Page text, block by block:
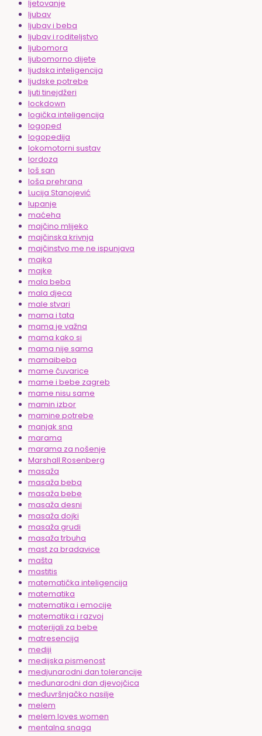
ljetovanje
ljubav
ljubav i beba
ljubav i roditeljstvo
ljubomora
ljubomorno dijete
ljudska inteligencija
ljudske potrebe
ljuti tinejdžeri
lockdown
logička inteligencija
logoped
logopedija
lokomotorni sustav
lordoza
loš san
loša prehrana
Lucija Stanojević
lupanje
maćeha
majčino mlijeko
majčinska krivnja
majčinstvo me ne ispunjava
majka
majke
mala beba
mala djeca
male stvari
mama i tata
mama je važna
mama kako si
mama nije sama
mamaibeba
mame čuvarice
mame i bebe zagreb
mame nisu same
mamin izbor
mamine potrebe
manjak sna
marama
marama za nošenje
Marshall Rosenberg
masaža
masaža beba
masaža bebe
masaža desni
masaža dojki
masaža grudi
masaža trbuha
mast za bradavice
mašta
mastitis
matematička inteligencija
matematika
matematika i emocije
matematika i razvoj
materijali za bebe
matresencija
mediji
medijska pismenost
medjunarodni dan tolerancije
međunarodni dan djevojčica
međuvršnjačko nasilje
melem
melem loves women
mentalna snaga